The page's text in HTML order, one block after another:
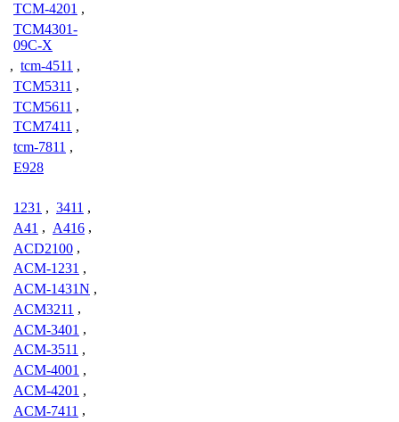
TCM-4201 ,
TCM4301-
09C-X
, tcm-4511 ,
TCM5311 ,
TCM5611 ,
TCM7411 ,
tcm-7811 ,
E928
1231 , 3411 ,
A41 , A416 ,
ACD2100 ,
ACM-1231 ,
ACM-1431N ,
ACM3211 ,
ACM-3401 ,
ACM-3511 ,
ACM-4001 ,
ACM-4201 ,
ACM-7411 ,